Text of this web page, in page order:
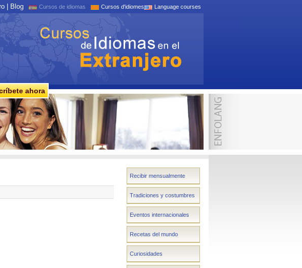
Cursos de idiomas Cursos d'idiomes Language courses
Blog
ahora
Recibir mensualmente
Tradiciones y costumbres
Eventos internacionales
Recetas del mundo
Curiosidades